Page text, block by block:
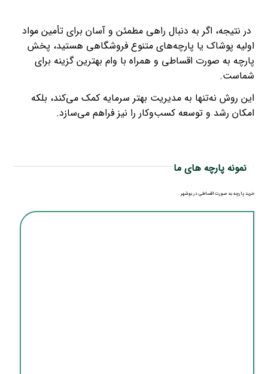
در نتیجه، اگر به دنبال راهی مطمئن و آسان برای تأمین مواد
اولیه پوشاک یا پارچه‌های متنوع فروشگاهی هستید، پخش
پارچه به صورت اقساطی و همراه با وام بهترین گزینه برای
شماست.
این روش نه‌تنها به مدیریت بهتر سرمایه کمک می‌کند، بلکه
امکان رشد و توسعه کسب‌وکار را نیز فراهم می‌سازد.
نمونه پارچه های ما
خرید پارچه به صورت اقساطی در بوشهر